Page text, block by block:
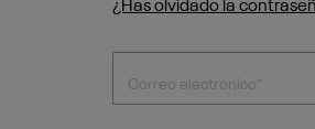
¿Has olvidado la